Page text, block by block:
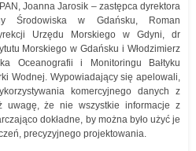
Joanna Jarosik – zastępca dyrektora
Środowiska w Gdańsku, Roman
Urzędu Morskiego w Gdyni, dr
Morskiego w Gdańsku i Włodzimierz
Oceanografii i Monitoringu Bałtyku
Wodnej. Wypowiadający się apelowali,
komercyjnego danych z
uwagę, że nie wszystkie informacje z
dokładne, by można było użyć je
precyzyjnego projektowania.